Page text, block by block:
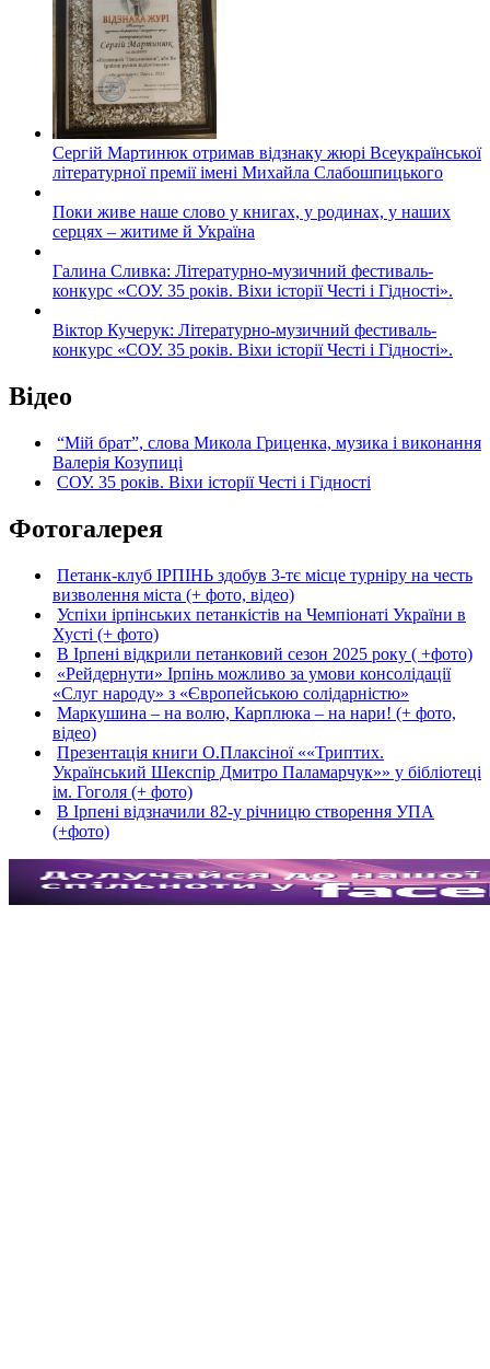
Сергій Мартинюк отримав відзнаку жюрі Всеукраїнської
літературної премії імені Михайла Слабошпицького
Поки живе наше слово у книгах, у родинах, у наших
серцях – житиме й Україна
Галина Сливка: Літературно-музичний фестиваль-
конкурс «СОУ. 35 років. Віхи історії Честі і Гідності».
Віктор Кучерук: Літературно-музичний фестиваль-
конкурс «СОУ. 35 років. Віхи історії Честі і Гідності».
Відео
“Мій брат”, слова Микола Гриценка, музика і виконання
Валерія Козупиці
СОУ. 35 років. Віхи історії Честі і Гідності
Фотогалерея
Петанк-клуб ІРПІНЬ здобув 3-тє місце турніру на честь
визволення міста (+ фото, відео)
Успіхи ірпінських петанкістів на Чемпіонаті України в
Хусті (+ фото)
В Ірпені відкрили петанковий сезон 2025 року ( +фото)
«Рейдернути» Ірпінь можливо за умови консолідації
«Слуг народу» з «Європейською солідарністю»
Маркушина – на волю, Карплюка – на нари! (+ фото,
відео)
Презентація книги О.Плаксіної ««Триптих.
Український Шекспір Дмитро Паламарчук»» у бібліотеці
ім. Гоголя (+ фото)
В Ірпені відзначили 82-у річницю створення УПА
(+фото)